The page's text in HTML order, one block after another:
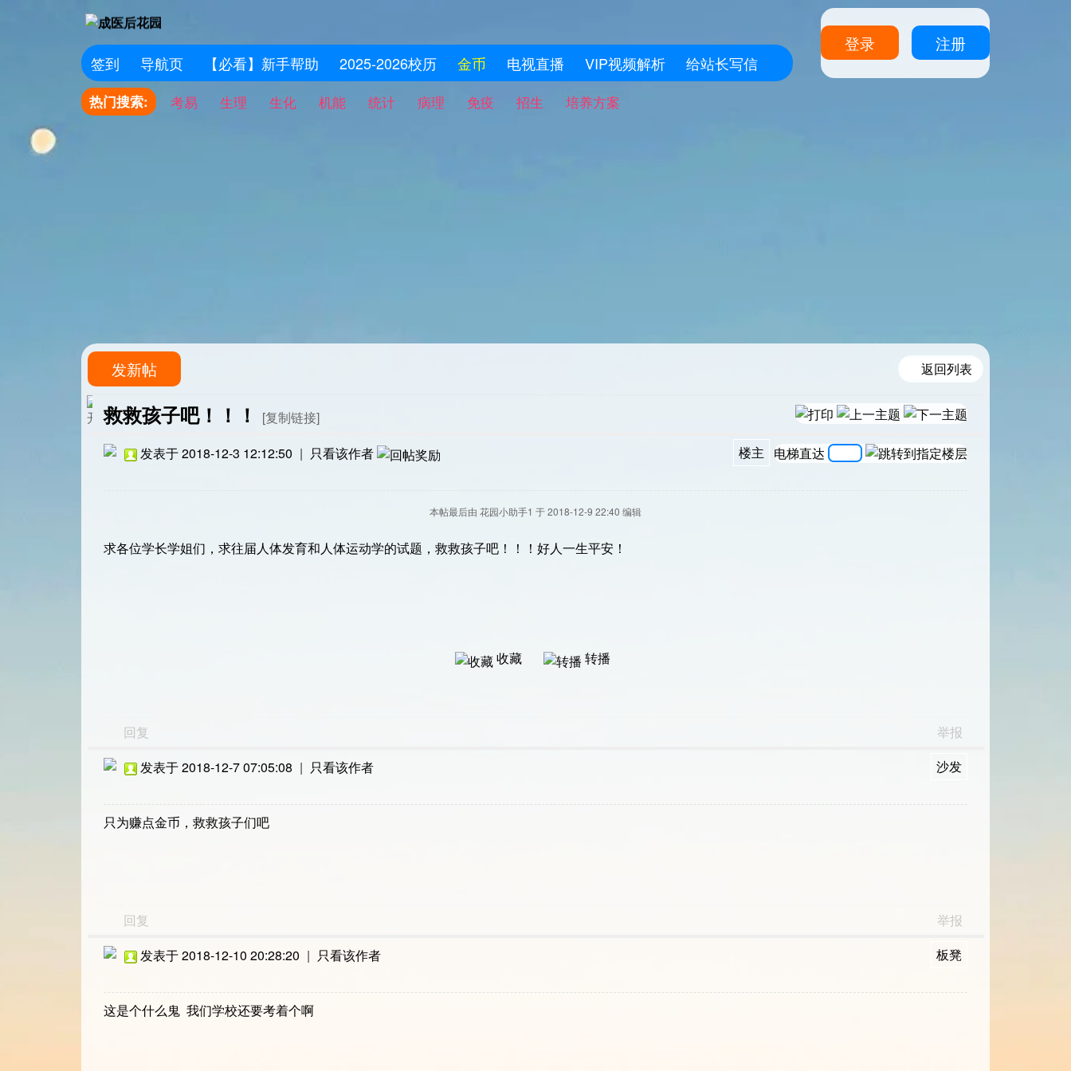
登录 注册
签到 导航页 【必看】新手帮助 2025-2026校历 金币 电视直播 VIP视频解析 给站长写信
热门搜索: 考易 生理 生化 机能 统计 病理 免疫 招生 培养方案
返回列表
发新帖
救救孩子吧！！！
[复制链接]
电梯直达
楼主
发表于 2018-12-3 12:12:50 | 只看该作者
本帖最后由 花园小助手1 于 2018-12-9 22:40 编辑
求各位学长学姐们，求往届人体发育和人体运动学的试题，救救孩子吧！！！好人一生平安！
收藏 转播
回复
举报
沙发
发表于 2018-12-7 07:05:08 | 只看该作者
只为赚点金币，救救孩子们吧
回复
举报
板凳
发表于 2018-12-10 20:28:20 | 只看该作者
这是个什么鬼 我们学校还要考着个啊